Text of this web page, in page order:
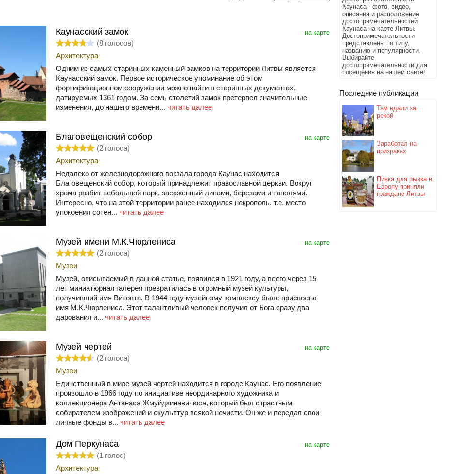
Каунаса - фото, видео,
описания и расположение
достопримечательностей
Каунаса на карте Литвы.
Достопримечательности
представлены по типу,
названию и популярности.
Выбирайте
достопримечательности для
посещения на нашем сайте!
Последние публикации
Там вдали за
рекой
Заработал на
призраках
Пивка для рывка в
Европу приняли
граждане Литвы
на карте
Каунасский замок
(8 голосов)
Архитектура
Одним из самых старинных каменный замков на территории Литвы является
Каунасский замок. Первое историческое упоминание об этом
фортификационном сооружении можно найти в старинных документах,
датируемых 1361 годом. За семь столетий замок претерпел значительные
изменения, до нашего времени... читать далее
на карте
Благовещенский собор
(2 голоса)
Архитектура
Недалеко от железнодорожного вокзала города Каунас находится
Благовещенский собор, который принадлежит православной церкви. Вокруг
храма разбит небольшой парк, засаженный липами, березами и тополями.
Интересно, что на этой территории ранее находился некрополь, т.е. место
упокоения сотен... читать далее
на карте
Музей имени М.К.Чюрлениса
(2 голоса)
Музеи
Музей, описываемый в данной статье, появился в 1921 году, а всего через 15
лет миниатюрная галерея превратилась в огромный музей культуры,
получивший имя Витовта. В 1944 году музейному комплексу было присвоено
имя М.К.Чюрлениса. Этот талантливый человек получил от Бога сразу два
дарования и... читать далее
на карте
Музей чертей
(2 голоса)
Музеи
Единственный в мире музей чертей находится в городе Каунас. Его появление
произошло в 1966 году по инициативе неординарного художника и
коллекционера Антанаса Жмуйдзинавичюса, который был страстным
собирателем изображений и скульптур всякой нечисти. Он же и передал свои
личные фонды в... читать далее
на карте
Дом Перкунаса
(1 голос)
Архитектура